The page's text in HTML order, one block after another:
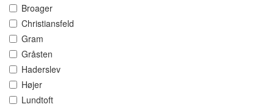
Broager
Christiansfeld
Gram
Gråsten
Haderslev
Højer
Lundtoft